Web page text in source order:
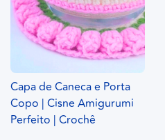
Capa de Caneca e Porta
Copo | Cisne Amigurumi
Perfeito | Crochê